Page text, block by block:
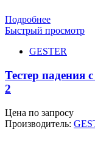
Подробнее
Быстрый просмотр
GESTER
Тестер
2
Цена по запросу
Производитель: